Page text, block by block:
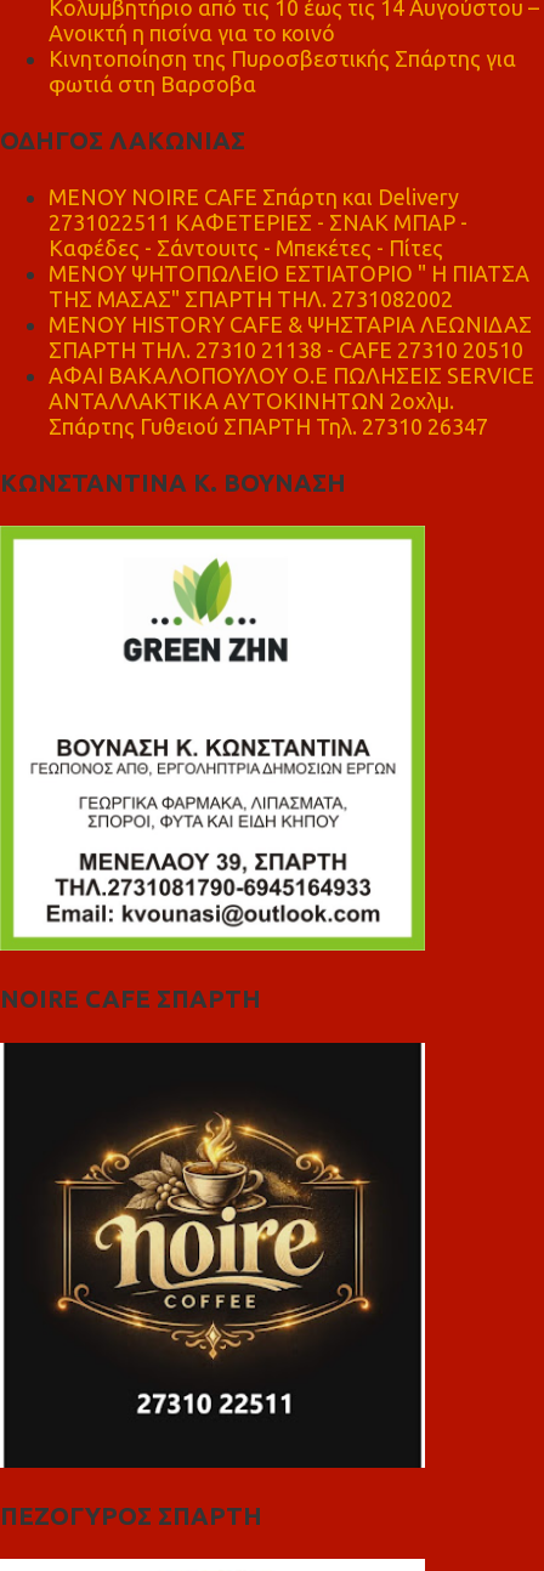
Κολυμβητήριο από τις 10 έως τις 14 Αυγούστου –
Ανοικτή η πισίνα για το κοινό
Κινητοποίηση της Πυροσβεστικής Σπάρτης για
φωτιά στη Βαρσοβα
ΟΔΗΓΟΣ ΛΑΚΩΝΙΑΣ
MENOY NOIRE CAFE Σπάρτη και Delivery
2731022511 ΚΑΦΕΤΕΡΙΕΣ - ΣΝΑΚ ΜΠΑΡ -
Καφέδες - Σάντουιτς - Μπεκέτες - Πίτες
ΜΕΝΟΥ ΨΗΤΟΠΩΛΕΙΟ ΕΣΤΙΑΤΟΡΙΟ " Η ΠΙΑΤΣΑ
ΤΗΣ ΜΑΣΑΣ" ΣΠΑΡΤΗ ΤΗΛ. 2731082002
ΜΕΝΟΥ HISTORY CAFE & ΨΗΣΤΑΡΙΑ ΛΕΩΝΙΔΑΣ
ΣΠΑΡΤΗ ΤΗΛ. 27310 21138 - CAFE 27310 20510
ΑΦΑΙ ΒΑΚΑΛΟΠΟΥΛΟΥ Ο.Ε ΠΩΛΗΣΕΙΣ SERVICE
ΑΝΤΑΛΛΑΚΤΙΚΑ ΑΥΤΟΚΙΝΗΤΩΝ 2οχλμ.
Σπάρτης Γυθειού ΣΠΑΡΤΗ Τηλ. 27310 26347
ΚΩΝΣΤΑΝΤΙΝΑ Κ. ΒΟΥΝΑΣΗ
NOIRE CAFE ΣΠΑΡΤΗ
ΠΕΖΟΓΥΡΟΣ ΣΠΑΡΤΗ